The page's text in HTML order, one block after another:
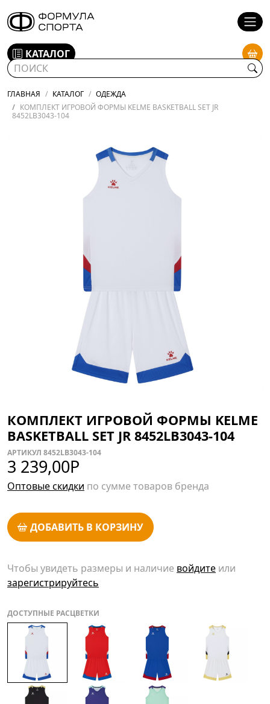
КАТАЛОГ
ГЛАВНАЯ КАТАЛОГ
ОДЕЖДА
КОМПЛЕКТ ИГРОВОЙ ФОРМЫ KELME BASKETBALL SET JR
8452LB3043-104
КОМПЛЕКТ ИГРОВОЙ ФОРМЫ KELME
BASKETBALL SET JR 8452LB3043-104
АРТИКУЛ 8452LB3043-104
3 239,00Р
Оптовые скидки по сумме товаров бренда
ДОБАВИТЬ В КОРЗИНУ
Чтобы увидеть размеры и наличие войдите или
зарегистрируйтесь
ДОСТУПНЫЕ РАСЦВЕТКИ